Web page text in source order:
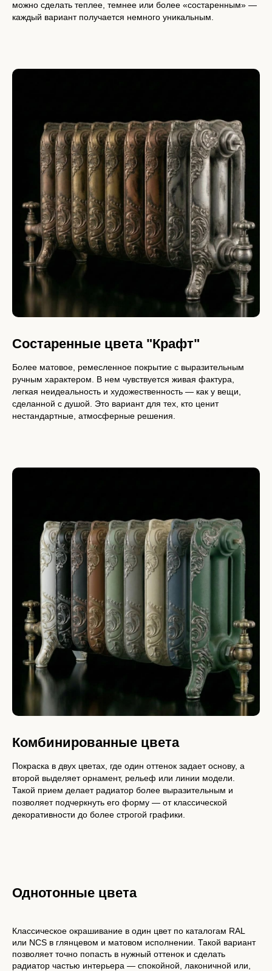
можно сделать теплее, темнее или более «состаренным» —
каждый вариант получается немного уникальным.
Состаренные цвета "Крафт"
Более матовое, ремесленное покрытие с выразительным
ручным характером. В нем чувствуется живая фактура,
легкая неидеальность и художественность — как у вещи,
сделанной с душой. Это вариант для тех, кто ценит
нестандартные, атмосферные решения.
Комбинированные цвета
Покраска в двух цветах, где один оттенок задает основу, а
второй выделяет орнамент, рельеф или линии модели.
Такой прием делает радиатор более выразительным и
позволяет подчеркнуть его форму — от классической
декоративности до более строгой графики.
Однотонные цвета
Классическое окрашивание в один цвет по каталогам RAL
или NCS в глянцевом и матовом исполнении. Такой вариант
позволяет точно попасть в нужный оттенок и сделать
радиатор частью интерьера — спокойной, лаконичной или,